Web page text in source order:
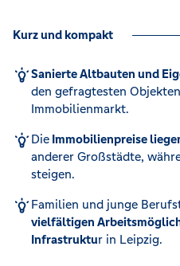
Kurz und kompakt
Sanierte Altbauten und
den gefragtesten
Immobilienmarkt.
DieImmobilienpreise
anderer Großstädte,
steigen.
Familien und junge
vielfältigen
Infrastruktur in Leipzig.